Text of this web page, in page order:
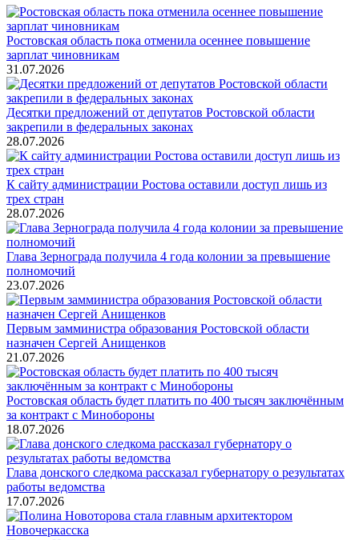
Ростовская область пока отменила осеннее повышение
зарплат чиновникам
31.07.2026
Десятки предложений от депутатов Ростовской области
закрепили в федеральных законах
28.07.2026
К сайту администрации Ростова оставили доступ лишь из
трех стран
28.07.2026
Глава Зернограда получила 4 года колонии за превышение
полномочий
23.07.2026
Первым замминистра образования Ростовской области
назначен Сергей Анищенков
21.07.2026
Ростовская область будет платить по 400 тысяч заключённым
за контракт с Минобороны
18.07.2026
Глава донского следкома рассказал губернатору о результатах
работы ведомства
17.07.2026